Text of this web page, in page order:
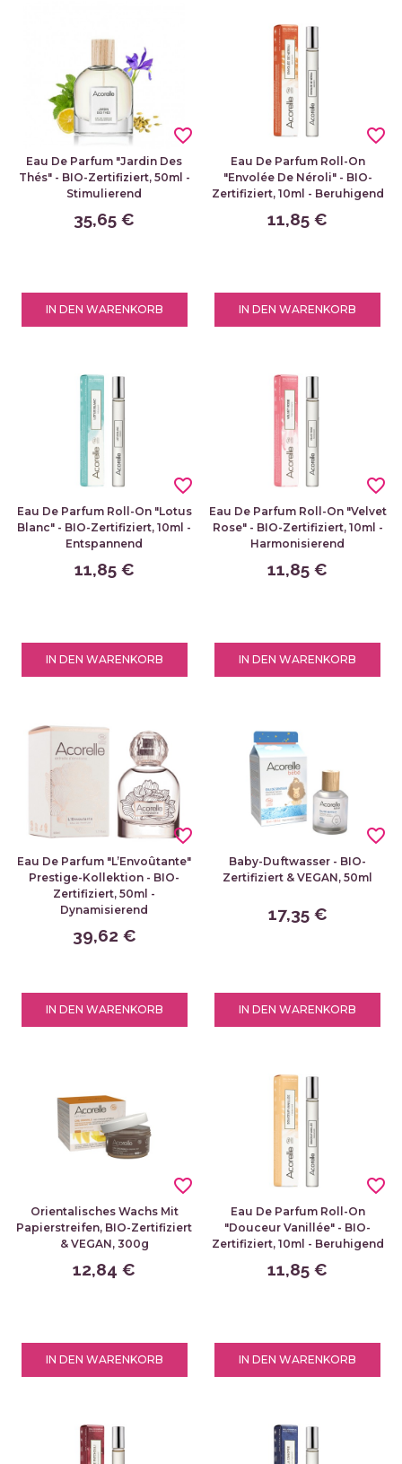
Eau De Parfum "Jardin Des
Thés" - BIO-Zertifiziert, 50ml -
Stimulierend
35,65 €
IN DEN WARENKORB
favorite_border
Eau De Parfum Roll-On
"Envolée De Néroli" - BIO-
Zertifiziert, 10ml - Beruhigend
11,85 €
IN DEN WARENKORB
favorite_border
Eau De Parfum Roll-On "Lotus
Blanc" - BIO-Zertifiziert, 10ml -
Entspannend
11,85 €
IN DEN WARENKORB
favorite_border
Eau De Parfum Roll-On "Velvet
Rose" - BIO-Zertifiziert, 10ml -
Harmonisierend
11,85 €
IN DEN WARENKORB
favorite_border
Eau De Parfum "L’Envoûtante"
Prestige-Kollektion - BIO-
Zertifiziert, 50ml -
Dynamisierend
39,62 €
IN DEN WARENKORB
favorite_border
Baby-Duftwasser - BIO-
Zertifiziert & VEGAN, 50ml
17,35 €
IN DEN WARENKORB
favorite_border
Orientalisches Wachs Mit
Papierstreifen, BIO-Zertifiziert
& VEGAN, 300g
12,84 €
IN DEN WARENKORB
favorite_border
Eau De Parfum Roll-On
"Douceur Vanillée" - BIO-
Zertifiziert, 10ml - Beruhigend
11,85 €
IN DEN WARENKORB
favorite_border